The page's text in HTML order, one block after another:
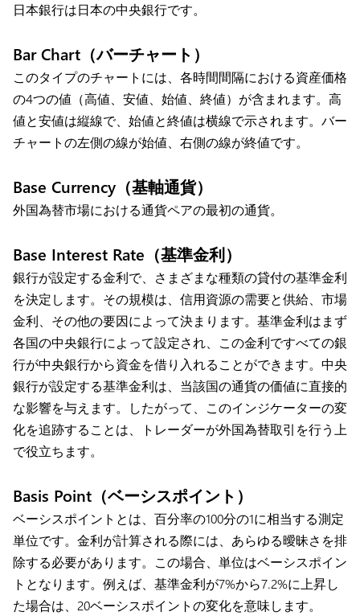
日本銀行は日本の中央銀行です。
Bar Chart（バーチャート）
このタイプのチャートには、各時間間隔における資産価格
の4つの値（高値、安値、始値、終値）が含まれます。高
値と安値は縦線で、始値と終値は横線で示されます。バー
チャートの左側の線が始値、右側の線が終値です。
Base Currency（基軸通貨）
外国為替市場における通貨ペアの最初の通貨。
Base Interest Rate（基準金利）
銀行が設定する金利で、さまざまな種類の貸付の基準金利
を決定します。その規模は、信用資源の需要と供給、市場
金利、その他の要因によって決まります。基準金利はまず
各国の中央銀行によって設定され、この金利ですべての銀
行が中央銀行から資金を借り入れることができます。中央
銀行が設定する基準金利は、当該国の通貨の価値に直接的
な影響を与えます。したがって、このインジケーターの変
化を追跡することは、トレーダーが外国為替取引を行う上
で役立ちます。
Basis Point（ベーシスポイント）
ベーシスポイントとは、百分率の100分の1に相当する測定
単位です。金利が計算される際には、あらゆる曖昧さを排
除する必要があります。この場合、単位はベーシスポイン
トとなります。例えば、基準金利が7%から7.2%に上昇し
た場合は、20ベーシスポイントの変化を意味します。